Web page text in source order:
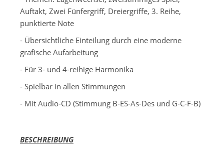
Auftakt, Zwei Fünfergriff, Dreiergriffe, 3. Reihe,
punktierte Note
- Übersichtliche Einteilung durch eine moderne
grafische Aufarbeitung
- Für 3- und 4-reihige Harmonika
- Spielbar in allen Stimmungen
- Mit Audio-CD (Stimmung B-ES-As-Des und G-C-F-B)
BESCHREIBUNG